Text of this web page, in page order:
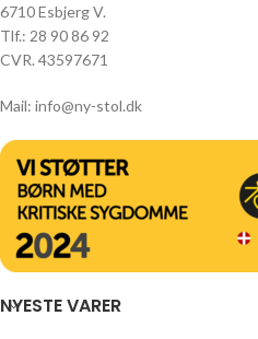
6710 Esbjerg V.
Tlf.: 28 90 86 92
CVR. 43597671
Mail: info@ny-stol.dk
NYESTE VARER